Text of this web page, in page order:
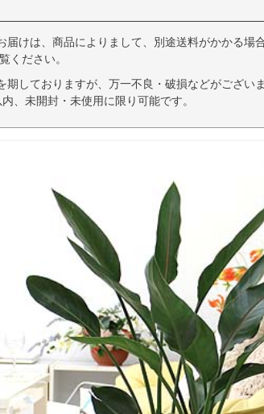
けは、商品によりまして、別途送料がかかる場
ください。
期しておりますが、万一不良・破損などがござい
、未開封・未使用に限り可能です。